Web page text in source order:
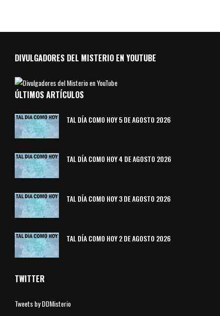
DIVULGADORES DEL MISTERIO EN YOUTUBE
ÚLTIMOS ARTÍCULOS
TAL DÍA COMO HOY 5 DE AGOSTO 2026
TAL DÍA COMO HOY 4 DE AGOSTO 2026
TAL DÍA COMO HOY 3 DE AGOSTO 2026
TAL DÍA COMO HOY 2 DE AGOSTO 2026
TWITTER
Tweets by DDMisterio